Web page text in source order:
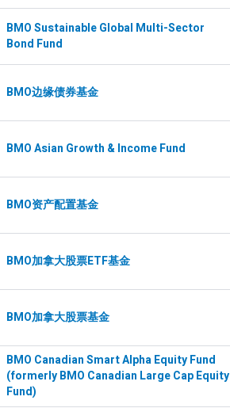
BMO Sustainable Global Multi-Sector
Bond Fund
BMO边缘债券基金
BMO Asian Growth & Income Fund
BMO资产配置基金
BMO加拿大股票ETF基金
BMO加拿大股票基金
BMO Canadian Smart Alpha Equity Fund
(formerly BMO Canadian Large Cap Equity
Fund)